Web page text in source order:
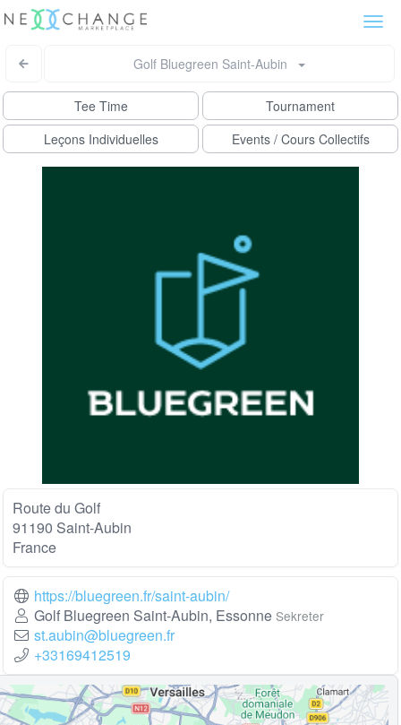
Golf Bluegreen Saint-Aubin
Tee Time
Tournament
Leçons Individuelles
Events / Cours Collectifs
Route du Golf
91190 Saint-Aubin
France
https://bluegreen.fr/saint-aubin/
Golf Bluegreen Saint-Aubin, Essonne Sekreter
st.aubin@bluegreen.fr
+33169412519